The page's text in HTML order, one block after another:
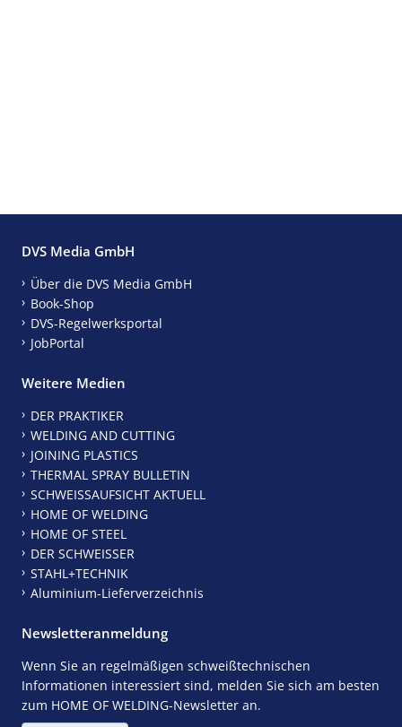
DVS Media GmbH
Über die DVS Media GmbH
Book-Shop
DVS-Regelwerksportal
JobPortal
Weitere Medien
DER PRAKTIKER
WELDING AND CUTTING
JOINING PLASTICS
THERMAL SPRAY BULLETIN
SCHWEISSAUFSICHT AKTUELL
HOME OF WELDING
HOME OF STEEL
DER SCHWEISSER
STAHL+TECHNIK
Aluminium-Lieferverzeichnis
Newsletteranmeldung
Wenn Sie an regelmäßigen schweißtechnischen
Informationen interessiert sind, melden Sie sich am besten
zum HOME OF WELDING-Newsletter an.